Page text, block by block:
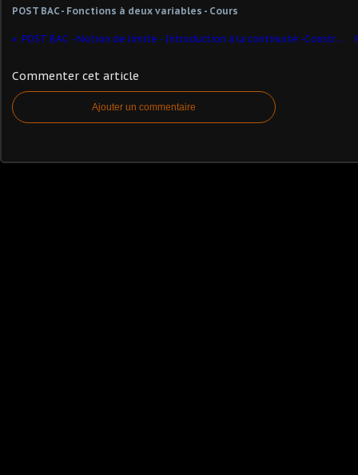
POST BAC - Fonctions à deux variables - Cours
POST BAC - Notion de limite - Introduction à la continuité -Constructions d'applications continues - Continuité des applications linéaires - Norme subordonnée - Exercice 10.1
Commenter cet article
Ajouter un commentaire